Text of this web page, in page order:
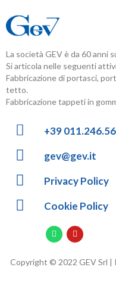
La società GEV è da 60 anni
Si articola nelle seguenti
Fabbricazione di portasci,
tetto.
Fabbricazione tappeti in
+39
gev@gev.it
Privacy Policy
Cookie Policy
Copyright © 2022 GEV Srl |